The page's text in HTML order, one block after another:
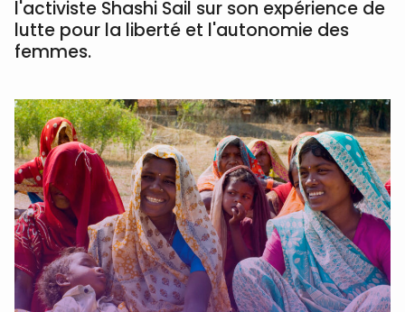
l'activiste Shashi Sail sur son expérience de
lutte pour la liberté et l'autonomie des
femmes.